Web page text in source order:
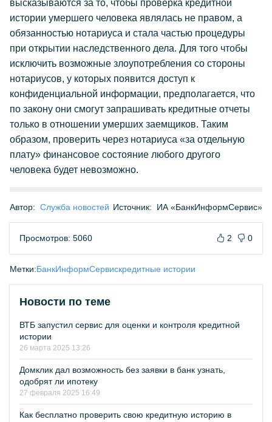
высказываются за то, чтобы проверка кредитной
истории умершего человека являлась не правом, а
обязанностью нотариуса и стала частью процедуры
при открытии наследственного дела. Для того чтобы
исключить возможные злоупотребления со стороны
нотариусов, у которых появится доступ к
конфиденциальной информации, предполагается, что
по закону они смогут запрашивать кредитные отчеты
только в отношении умерших заемщиков. Таким
образом, проверить через нотариуса «за отдельную
плату» финансовое состояние любого другого
человека будет невозможно.
Автор: Служба новостей Источник: ИА «БанкИнформСервис»
Просмотров: 5060 2 0
Метки:БанкИнформСервискредитные истории
Новости по теме
ВТБ запустил сервис для оценки и контроля кредитной
истории
26 марта 2025 13:26
Домклик дал возможность без заявки в банк узнать,
одобрят ли ипотеку
27 февраля 2025 16:49
Как бесплатно проверить свою кредитную историю в